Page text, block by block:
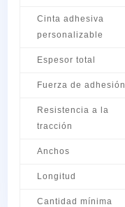
Cinta adhesiva
personalizable
Espesor total
Fuerza de adhesión
Resistencia a la
tracción
Anchos
Longitud
Cantidad mínima